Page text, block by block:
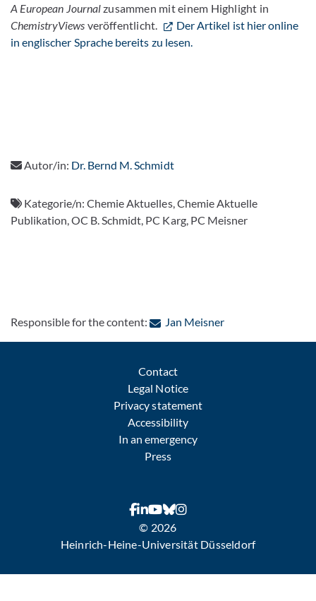
A European Journalzusammen mit einem Highlight in
ChemistryViews veröffentlicht.
Der Artikel ist hier online
in englischer Sprache bereits zu lesen.
Autor/in: Dr. Bernd M. Schmidt
Kategorie/n:Chemie Aktuelles, Chemie Aktuelle
Publikation, OC B. Schmidt, PC Karg, PC Meisner
Responsible for the content: Jan Meisner: Contact by e-mail
Contact
Legal Notice
Privacy statement
Accessibility
In an emergency
Press
© 2026
Heinrich-Heine-Universität Düsseldorf